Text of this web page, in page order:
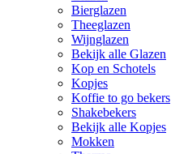
Bierglazen
Theeglazen
Wijnglazen
Bekijk alle Glazen
Kop en Schotels
Kopjes
Koffie to go bekers
Shakebekers
Bekijk alle Kopjes
Mokken